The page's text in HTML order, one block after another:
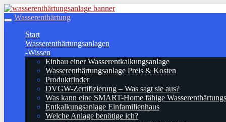
Skip
to
content
Toggle
navigation
Wasserenthärtung
Start
Wasserenthärtungsanlagen
-Wissen
Einbau einer Wasserentkalkungsanlage
Wasserenthärtungsanlage Preis & Kosten
Produktfinder
DVGW-Zertifizierung – Was sagt sie aus?
Was kann eine SMART-Home fähige
Entkalkungsanlage Einfamilienhaus
Welche Anlage benötige ich?